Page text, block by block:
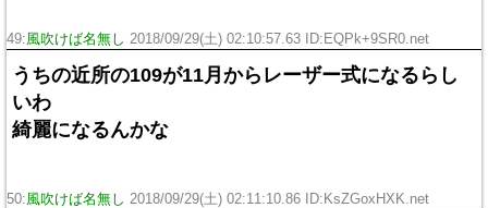
49:風吹けば名無し 2018/09/29(土) 02:10:57.63 ID:EQPk+9SR0.net
うちの近所の109が11月からレーザー式になるらし
いわ
綺麗になるんかな
50:風吹けば名無し 2018/09/29(土) 02:11:10.86 ID:KsZGoxHXK.net